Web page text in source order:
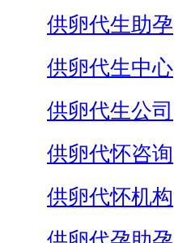
供卵代生助孕
供卵代生中心
供卵代生公司
供卵代怀咨询
供卵代怀机构